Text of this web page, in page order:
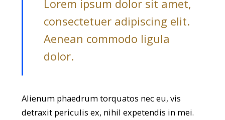
Lorem ipsum dolor sit amet,
consectetuer adipiscing elit.
Aenean commodo ligula
dolor.
Alienum phaedrum torquatos nec eu, vis
detraxit periculis ex, nihil expetendis in mei.